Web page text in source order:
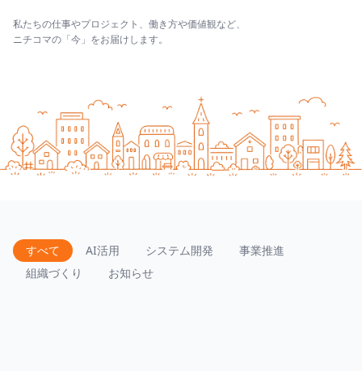
私たちの仕事やプロジェクト、働き方や価値観など、
ニチコマの「今」をお届けします。
すべて AI活用 システム開発
事業推進
組織づくり
お知らせ